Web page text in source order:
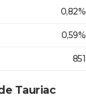
0,82%
0,59%
851
Tauriac